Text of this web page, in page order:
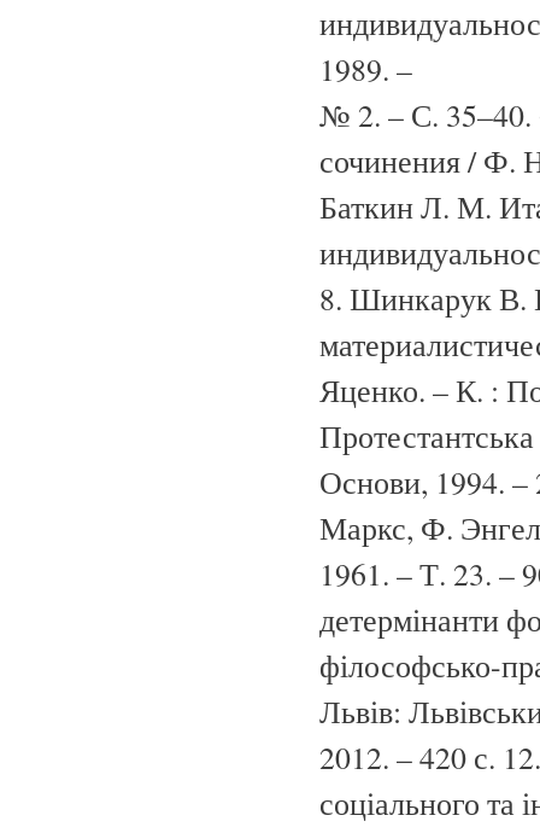
1989. –
№ 2. – С. 35–40.
сочинения / Ф.
Баткин Л. М.
8. Шинкарук В.
Яценко. – К. :
Основи, 1994.
Маркс, Ф.
1961. – Т. 23. –
детермінанти
філософсько-
Львів:
2012. – 420 с.
соціального та